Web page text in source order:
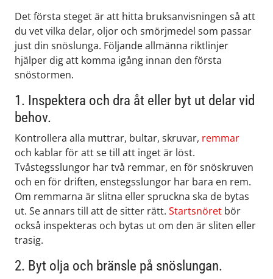
Det första steget är att hitta bruksanvisningen så att
du vet vilka delar, oljor och smörjmedel som passar
just din snöslunga. Följande allmänna riktlinjer
hjälper dig att komma igång innan den första
snöstormen.
1. Inspektera och dra åt eller byt ut delar vid
behov.
Kontrollera alla muttrar, bultar, skruvar, remmar
och kablar för att se till att inget är löst.
Tvåstegsslungor har två remmar, en försnöskruven
och en för driften, enstegsslungor har bara en rem.
Om remmarna är slitna eller spruckna ska de bytas
ut. Se annars till att desitter rätt. Startsnöret bör
också inspekteras och bytas ut om den är sliten eller
trasig.
2. Byt olja och bränsle på snöslungan.